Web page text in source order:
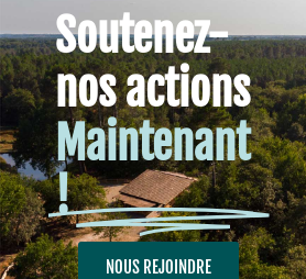
Soutenez-
nos actions
Maintenant
!
NOUS REJOINDRE